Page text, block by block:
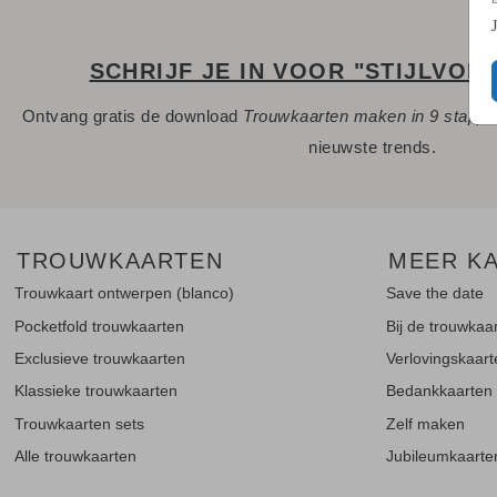
SCHRIJF JE IN VOOR
Ontvang gratis de download Trouwkaarten maken in 9 stappen
nieuwste trends.
TROUWKAARTEN
Trouwkaart ontwerpen (blanco)
Pocketfold trouwkaarten
Exclusieve trouwkaarten
Klassieke trouwkaarten
Trouwkaarten sets
Alle trouwkaarten
MEER
Save the date
Bij de
Bedankkaarten
Zelf maken